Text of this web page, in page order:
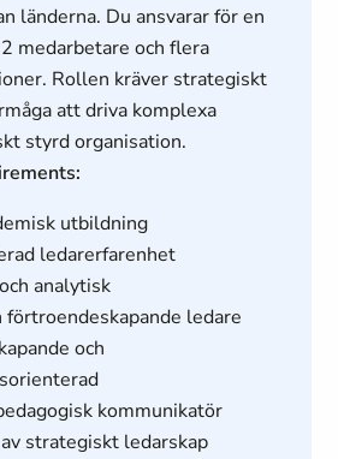
länderna. Du ansvarar för en
medarbetare och flera
Rollen kräver strategiskt
att driva komplexa
styrd organisation.
utbildning
ledarerfarenhet
analytisk
förtroendeskapande ledare
och
kommunikatör
strategiskt ledarskap